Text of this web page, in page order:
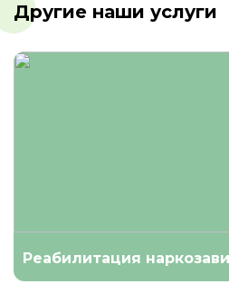
Другие наши услуги
Реабилитация